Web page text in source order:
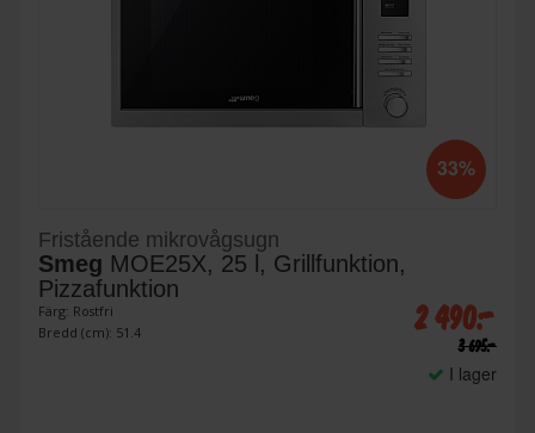
33%
Fristående mikrovågsugn
Smeg MOE25X, 25 l, Grillfunktion,
Pizzafunktion
Färg: Rostfri
Bredd (cm): 51.4
2 490:-
3 695:-
I lager